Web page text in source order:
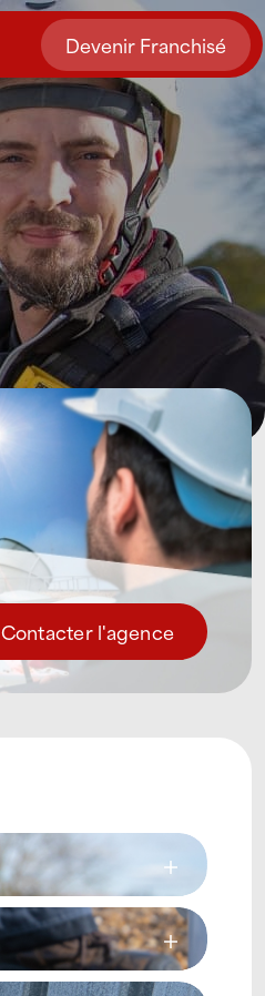
Devenir Franchisé
Contacter l'agence